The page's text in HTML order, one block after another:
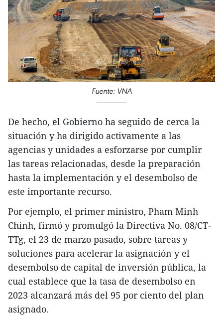
Fuente: VNA
De hecho, el Gobierno ha seguido de cerca la
situación y ha dirigido activamente a las
agencias y unidades a esforzarse por cumplir
las tareas relacionadas, desde la preparación
hasta la implementación y el desembolso de
este importante recurso.
Por ejemplo, el primer ministro, Pham Minh
Chinh, firmó y promulgó la Directiva No. 08/CT-
TTg, el 23 de marzo pasado, sobre tareas y
soluciones para acelerar la asignación y el
desembolso de capital de inversión pública, la
cual establece que la tasa de desembolso en
2023 alcanzará más del 95 por ciento del plan
asignado.